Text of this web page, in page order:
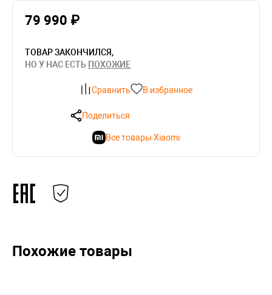
79 990 ₽
ТОВАР ЗАКОНЧИЛСЯ,
НО У НАС ЕСТЬ ПОХОЖИЕ
Сравнить В избранное
Поделиться
Все товары Xiaomi
Похожие товары